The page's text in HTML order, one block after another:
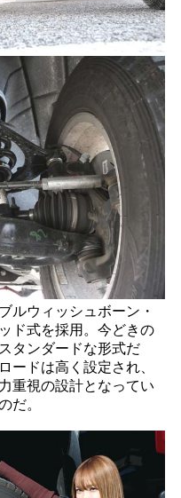
ルウィッシュボーン・
ド式を採用。今どきの
タンダードな形式だ
ードは高く設定され、
重視の設計となってい
だ。